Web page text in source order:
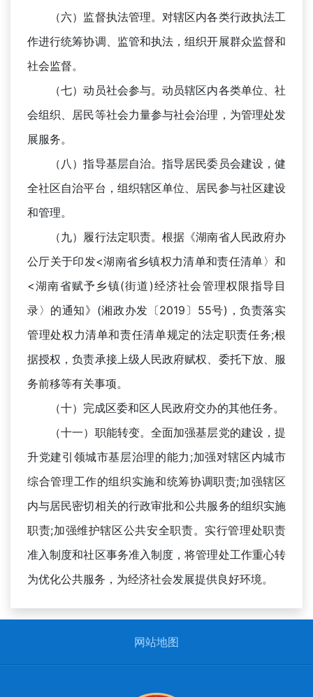
（六）监督执法管理。对辖区内各类行政执法工
作进行统筹协调、监管和执法，组织开展群众监督和
社会监督。
（七）动员社会参与。动员辖区内各类单位、社
会组织、居民等社会力量参与社会治理，为管理处发
展服务。
（八）指导基层自治。指导居民委员会建设，健
全社区自治平台，组织辖区单位、居民参与社区建设
和管理。
（九）履行法定职责。根据《湖南省人民政府办
公厅关于印发<湖南省乡镇权力清单和责任清单〉和
<湖南省赋予乡镇(街道)经济社会管理权限指导目
录〉的通知》(湘政办发〔2019〕55号)，负责落实
管理处权力清单和责任清单规定的法定职责任务;根
据授权，负责承接上级人民政府赋权、委托下放、服
务前移等有关事项。
（十）完成区委和区人民政府交办的其他任务。
（十一）职能转变。全面加强基层党的建设，提
升党建引领城市基层治理的能力;加强对辖区内城市
综合管理工作的组织实施和统筹协调职责;加强辖区
内与居民密切相关的行政审批和公共服务的组织实施
职责;加强维护辖区公共安全职责。实行管理处职责
准入制度和社区事务准入制度，将管理处工作重心转
为优化公共服务，为经济社会发展提供良好环境。
网站地图